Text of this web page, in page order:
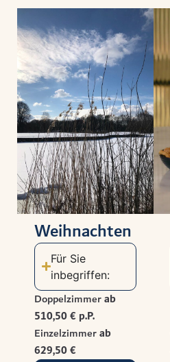
Weihnachten
Für Sie
inbegriffen:
Doppelzimmerab
510,50 € p.P.
Einzelzimmerab
629,50 €